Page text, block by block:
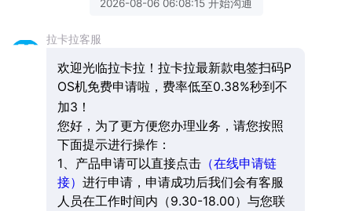
2026-08-06 06:08:15 开始沟通
拉卡拉客服
欢迎光临拉卡拉！拉卡拉最新款电签扫码P
OS机免费申请啦，费率低至0.38%秒到不
加3！
您好，为了更方便您办理业务，请您按照
下面提示进行操作：
1、产品申请可以直接点击（在线申请链
接） 进行申请，申请成功后我们会有客服
人员在工作时间内（9.30-18.00）与您联